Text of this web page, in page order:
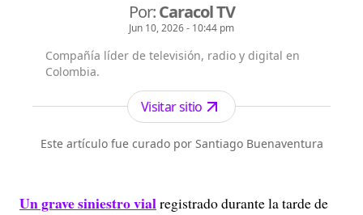
Por:Caracol TV
Jun 10, 2026 - 10:44 pm
Compañía líder de televisión, radio y digital en
Colombia.
Visitar sitio
Este artículo fue curado por Santiago Buenaventura
Un grave siniestro vialregistrado durante la tarde de